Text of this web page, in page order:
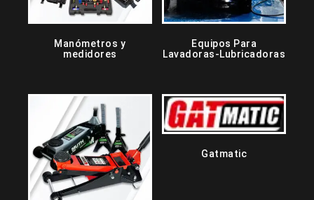
Manómetros y
medidores
Equipos Para
Lavadoras-Lubricadoras
Gatmatic